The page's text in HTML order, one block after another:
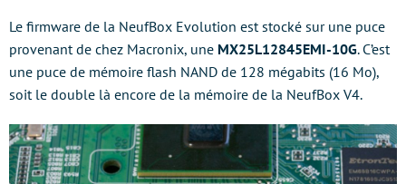
Le firmware de la NeufBox Evolution est stocké sur une puce
provenant de chez Macronix, une MX25L12845EMI-10G. C’est
une puce de mémoire flash NAND de 128 mégabits (16 Mo),
soit le double là encore de la mémoire de la NeufBox V4.